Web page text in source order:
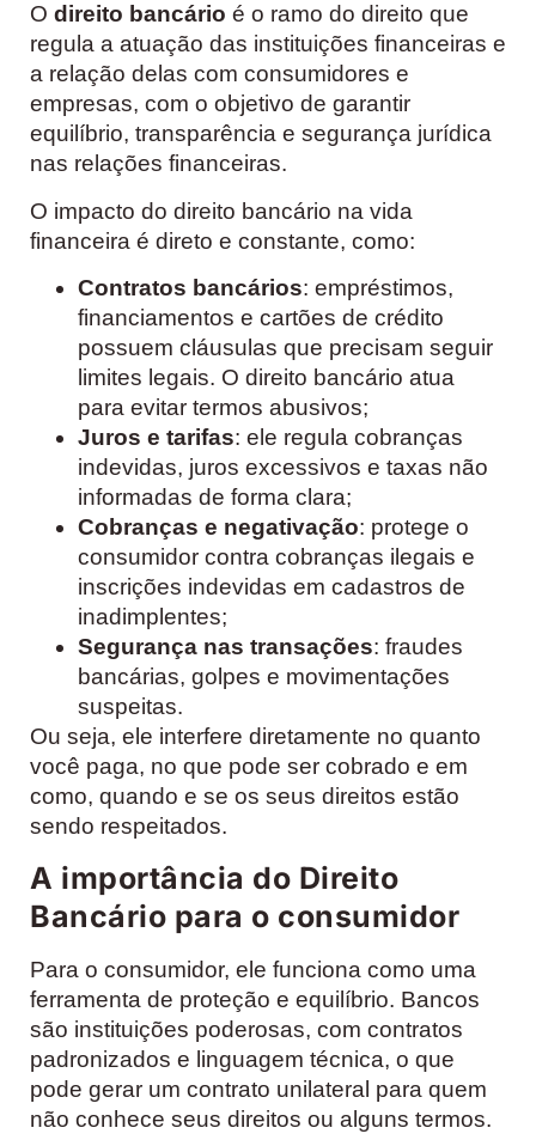
O direito bancário é o ramo do direito que
regula a atuação das instituições financeiras e
a relação delas com consumidores e
empresas, com o objetivo de garantir
equilíbrio, transparência e segurança jurídica
nas relações financeiras.
O impacto do direito bancário na vida
financeira é direto e constante, como:
Contratos bancários: empréstimos,
financiamentos e cartões de crédito
possuem cláusulas que precisam seguir
limites legais. O direito bancário atua
para evitar termos abusivos;
Juros e tarifas: ele regula cobranças
indevidas, juros excessivos e taxas não
informadas de forma clara;
Cobranças e negativação: protege o
consumidor contra cobranças ilegais e
inscrições indevidas em cadastros de
inadimplentes;
Segurança nas transações: fraudes
bancárias, golpes e movimentações
suspeitas.
Ou seja, ele interfere diretamente no quanto
você paga, no que pode ser cobrado e em
como, quando e se os seus direitos estão
sendo respeitados.
A importância do Direito
Bancário para o consumidor
Para o consumidor, ele funciona como uma
ferramenta de proteção e equilíbrio. Bancos
são instituições poderosas, com contratos
padronizados e linguagem técnica, o que
pode gerar um contrato unilateral para quem
não conhece seus direitos ou alguns termos.